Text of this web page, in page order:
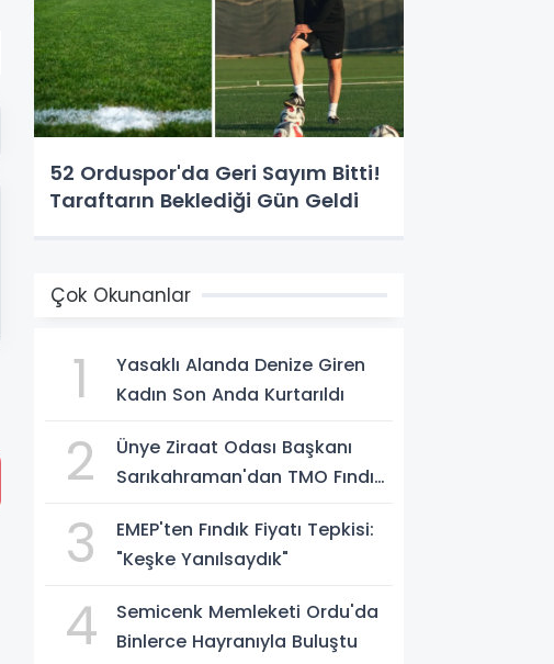
52 Orduspor'da Geri Sayım Bitti!
Taraftarın Beklediği Gün Geldi
Çok Okunanlar
1
Yasaklı Alanda Denize Giren
Kadın Son Anda Kurtarıldı
2
Ünye Ziraat Odası Başkanı
Sarıkahraman'dan TMO Fındık
3
EMEP'ten Fındık Fiyatı Tepkisi:
"Keşke Yanılsaydık"
4
Semicenk Memleketi Ordu'da
Binlerce Hayranıyla Buluştu